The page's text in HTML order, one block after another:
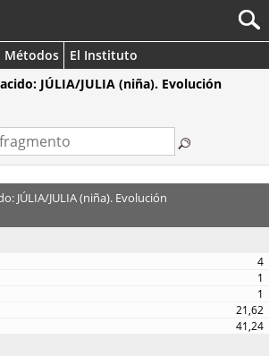
Métodos
El Instituto
JÚLIA/JULIA (niña). Evolución
JÚLIA/JULIA (niña). Evolución
4
1
1
21,62
41,24